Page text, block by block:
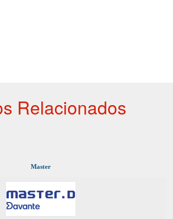
Relacionados
Master